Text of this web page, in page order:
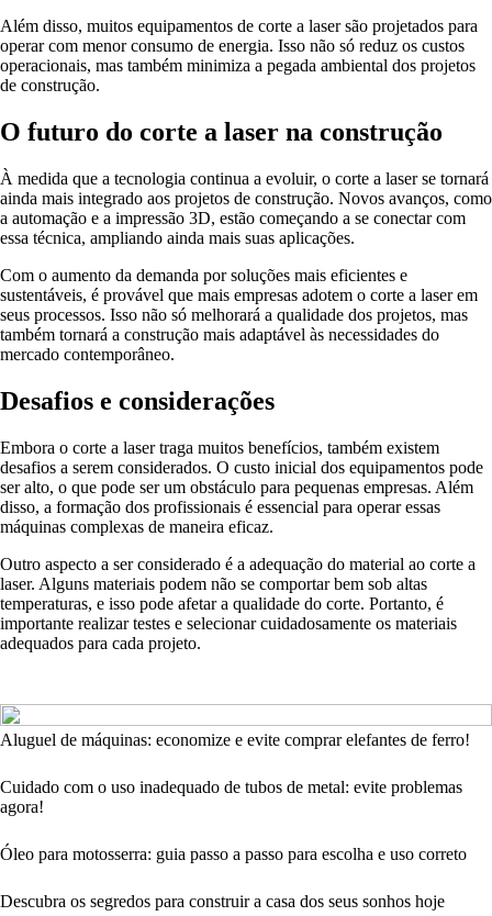
Além disso, muitos equipamentos de corte a laser são projetados para
operar com menor consumo de energia. Isso não só reduz os custos
operacionais, mas também minimiza a pegada ambiental dos projetos
de construção.
O futuro do corte a laser na construção
À medida que a tecnologia continua a evoluir, o corte a laser se tornará
ainda mais integrado aos projetos de construção. Novos avanços, como
a automação e a impressão 3D, estão começando a se conectar com
essa técnica, ampliando ainda mais suas aplicações.
Com o aumento da demanda por soluções mais eficientes e
sustentáveis, é provável que mais empresas adotem o corte a laser em
seus processos. Isso não só melhorará a qualidade dos projetos, mas
também tornará a construção mais adaptável às necessidades do
mercado contemporâneo.
Desafios e considerações
Embora o corte a laser traga muitos benefícios, também existem
desafios a serem considerados. O custo inicial dos equipamentos pode
ser alto, o que pode ser um obstáculo para pequenas empresas. Além
disso, a formação dos profissionais é essencial para operar essas
máquinas complexas de maneira eficaz.
Outro aspecto a ser considerado é a adequação do material ao corte a
laser. Alguns materiais podem não se comportar bem sob altas
temperaturas, e isso pode afetar a qualidade do corte. Portanto, é
importante realizar testes e selecionar cuidadosamente os materiais
adequados para cada projeto.
Aluguel de máquinas: economize e evite comprar elefantes de ferro!
Cuidado com o uso inadequado de tubos de metal: evite problemas
agora!
Óleo para motosserra: guia passo a passo para escolha e uso correto
Descubra os segredos para construir a casa dos seus sonhos hoje